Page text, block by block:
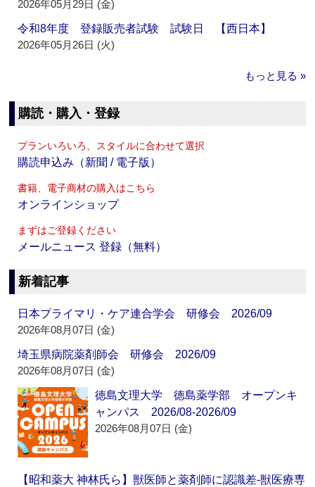
2026年05月29日 (金)
令和8年度 登録販売者試験 試験日 【西日本】
2026年05月26日 (火)
もっと見る »
購読・購入・登録
プランいろいろ、スタイルに合わせて選択
購読申込み（新聞 / 電子版）
書籍、電子商材の購入はこちら
オンラインショップ
まずはご登録ください
メールニュース 登録（無料）
新着記事
日本プライマリ・ケア連合学会 研修会 2026/09
2026年08月07日 (金)
埼玉県病院薬剤師会 研修会 2026/09
2026年08月07日 (金)
徳島文理大学 徳島薬学部 オープンキ
ャンパス 2026/08-2026/09
2026年08月07日 (金)
【昭和薬大 神林氏ら】獣医師と薬剤師に認識差‐獣医療専